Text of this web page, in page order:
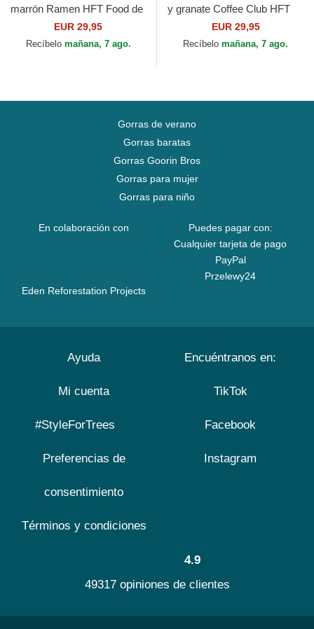
marrón Ramen HFT Food de
EUR 29,95
Recíbelo mañana, 7 ago.
y granate Coffee Club HFT
EUR 29,95
Recíbelo mañana, 7 ago.
Gorras de verano
Gorras baratas
Gorras Goorin Bros
Gorras para mujer
Gorras para niño
En colaboración con
Eden Reforestation Projects
Puedes pagar con:
Cualquier tarjeta de pago
PayPal
Przelewy24
Ayuda
Mi cuenta
#StyleForTrees
Preferencias de
consentimiento
Términos y condiciones
Encuéntranos en:
TikTok
Facebook
Instagram
4.9
49317 opiniones de clientes